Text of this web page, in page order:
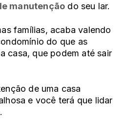
manutenção do seu lar.
famílias, acaba valendo
do que as
casa, que podem até sair
de uma casa
e você terá que lidar